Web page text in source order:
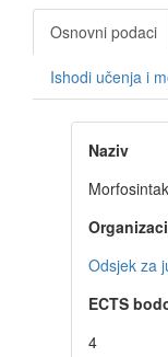
Osnovni podaci
Ishodi učenja i
Naziv
Odsjek za
ECTS
4